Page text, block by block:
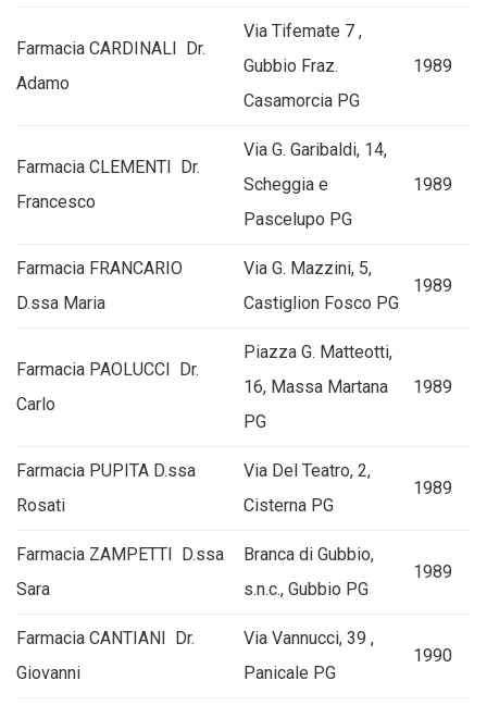
Farmacia CARDINALI Dr.
Adamo
Via Tifemate 7 ,
Gubbio Fraz.
Casamorcia PG
1989
Farmacia CLEMENTI Dr.
Francesco
Via G. Garibaldi, 14,
Scheggia e
Pascelupo PG
1989
Farmacia FRANCARIO
D.ssa Maria
Via G. Mazzini, 5,
Castiglion Fosco PG
1989
Farmacia PAOLUCCI Dr.
Carlo
Piazza G. Matteotti,
16, Massa Martana
PG
1989
Farmacia PUPITA D.ssa
Rosati
Via Del Teatro, 2,
Cisterna PG
1989
Farmacia ZAMPETTI D.ssa
Sara
Branca di Gubbio,
s.n.c., Gubbio PG
1989
Farmacia CANTIANI Dr.
Giovanni
Via Vannucci, 39 ,
Panicale PG
1990